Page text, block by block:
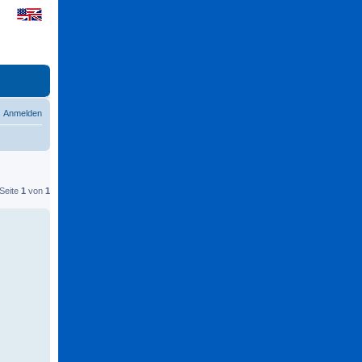
Anmelden
1 von 1